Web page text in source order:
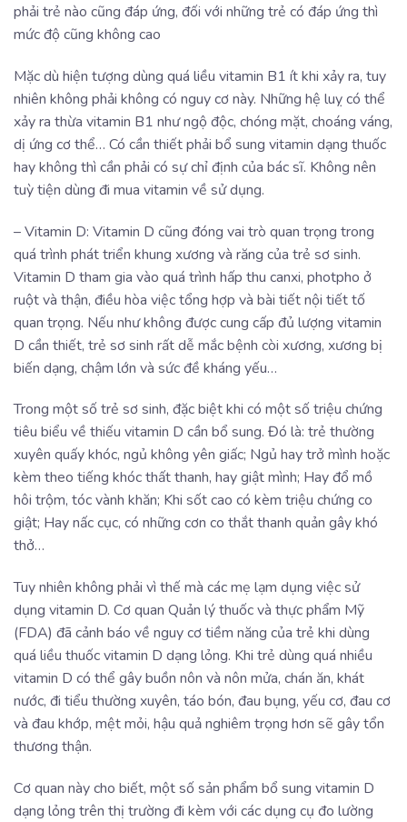
phải trẻ nào cũng đáp ứng, đối với những trẻ có đáp ứng thì
mức độ cũng không cao
Mặc dù hiện tượng dùng quá liều vitamin B1 ít khi xảy ra, tuy
nhiên không phải không có nguy cơ này. Những hệ luỵ có thể
xảy ra thừa vitamin B1 như ngộ độc, chóng mặt, choáng váng,
dị ứng cơ thể… Có cần thiết phải bổ sung vitamin dạng thuốc
hay không thì cần phải có sự chỉ định của bác sĩ. Không nên
tuỳ tiện dùng đi mua vitamin về sử dụng.
– Vitamin D: Vitamin D cũng đóng vai trò quan trọng trong
quá trình phát triển khung xương và răng của trẻ sơ sinh.
Vitamin D tham gia vào quá trình hấp thu canxi, photpho ở
ruột và thận, điều hòa việc tổng hợp và bài tiết nội tiết tố
quan trọng. Nếu như không được cung cấp đủ lượng vitamin
D cần thiết, trẻ sơ sinh rất dễ mắc bệnh còi xương, xương bị
biến dạng, chậm lớn và sức đề kháng yếu…
Trong một số trẻ sơ sinh, đặc biệt khi có một số triệu chứng
tiêu biểu về thiếu vitamin D cần bổ sung. Đó là: trẻ thường
xuyên quấy khóc, ngủ không yên giấc; Ngủ hay trở mình hoặc
kèm theo tiếng khóc thất thanh, hay giật mình; Hay đổ mồ
hôi trộm, tóc vành khăn; Khi sốt cao có kèm triệu chứng co
giật; Hay nấc cục, có những cơn co thắt thanh quản gây khó
thở…
Tuy nhiên không phải vì thế mà các mẹ lạm dụng việc sử
dụng vitamin D. Cơ quan Quản lý thuốc và thực phẩm Mỹ
(FDA) đã cảnh báo về nguy cơ tiềm năng của trẻ khi dùng
quá liều thuốc vitamin D dạng lỏng. Khi trẻ dùng quá nhiều
vitamin D có thể gây buồn nôn và nôn mửa, chán ăn, khát
nước, đi tiểu thường xuyên, táo bón, đau bụng, yếu cơ, đau cơ
và đau khớp, mệt mỏi, hậu quả nghiêm trọng hơn sẽ gây tổn
thương thận.
Cơ quan này cho biết, một số sản phẩm bổ sung vitamin D
dạng lỏng trên thị trường đi kèm với các dụng cụ đo lường